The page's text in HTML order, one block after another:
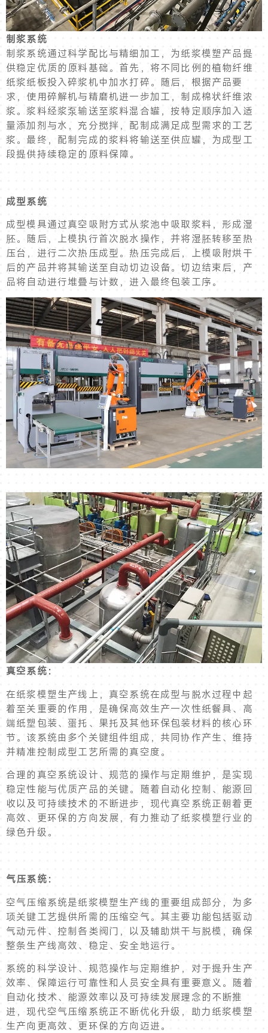
制浆系统
制浆系统通过科学配比与精细加工，为纸浆模塑产品提
供稳定优质的原料基础。首先，将不同比例的植物纤维
纸浆纸板投入碎浆机中加水打碎。随后，根据产品要
求，使用碎解机与精磨机进一步加工，制成棉状纤维浓
浆。浆料经浆泵输送至浆料混合罐，按特定顺序加入适
量添加剂与水，充分搅拌，配制成满足成型需求的工艺
浆。最终，配制完成的浆料将输送至供应罐，为成型工
段提供持续稳定的原料保障。
成型系统
成型模具通过真空吸附方式从浆池中吸取浆料，形成湿
胚。随后，上模执行首次脱水操作，并将湿胚转移至热
压台，进行二次热压成型。热压完成后，上模吸附烘干
后的产品并将其输送至自动切边设备。切边结束后，产
品将自动进行堆叠与计数，进入最终包装工序。
真空系统：
在纸浆模塑生产线上，真空系统在成型与脱水过程中起
着至关重要的作用，是确保高效生产一次性纸餐具、高
端纸塑包装、蛋托、果托及其他环保包装材料的核心环
节。该系统由多个关键组件组成，共同协作产生、维持
并精准控制成型工艺所需的真空度。
合理的真空系统设计、规范的操作与定期维护，是实现
稳定性能与优质产品的关键。随着自动化控制、能源回
收以及可持续技术的不断进步，现代真空系统正朝着更
高效、更环保的方向发展，有力推动了纸浆模塑行业的
绿色升级。
气压系统：
空气压缩系统是纸浆模塑生产线的重要组成部分，为多
项关键工艺提供所需的压缩空气。其主要功能包括驱动
气动元件、控制各类阀门，以及辅助烘干与脱模，确保
整条生产线高效、稳定、安全地运行。
系统的科学设计、规范操作与定期维护，对于提升生产
效率、保障运行可靠性和人员安全具有重要意义。随着
自动化技术、能源效率以及可持续发展理念的不断推
进，现代空气压缩系统正不断优化升级，助力纸浆模塑
生产向更高效、更环保的方向迈进。